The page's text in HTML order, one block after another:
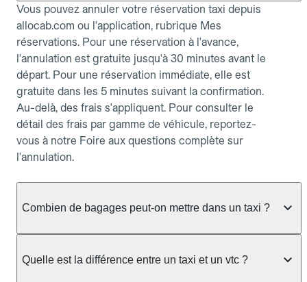
Vous pouvez annuler votre réservation taxi depuis
allocab.com ou l'application, rubrique Mes
réservations. Pour une réservation à l'avance,
l'annulation est gratuite jusqu'à 30 minutes avant le
départ. Pour une réservation immédiate, elle est
gratuite dans les 5 minutes suivant la confirmation.
Au-delà, des frais s'appliquent. Pour consulter le
détail des frais par gamme de véhicule, reportez-
vous à notre Foire aux questions complète sur
l'annulation.
Combien de bagages peut-on mettre dans un taxi ?
taxi berline accueille en général jusqu'à 3 bagages
Quelle est la différence entre un taxi et un vtc ?